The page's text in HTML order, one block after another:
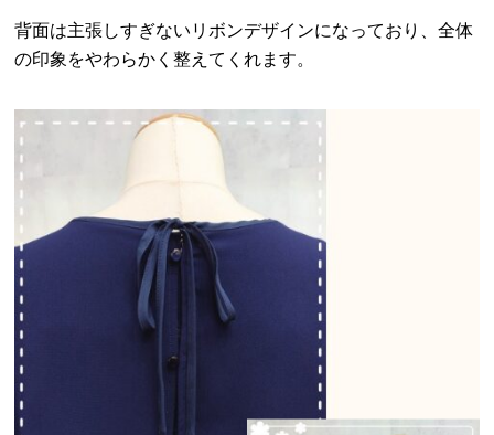
背面は主張しすぎないリボンデザインになっており、全体
の印象をやわらかく整えてくれます。